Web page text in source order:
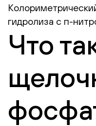
гидролиза с п-
Что